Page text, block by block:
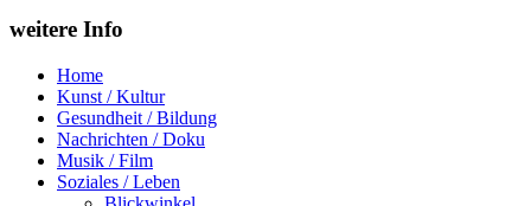
weitere Info
Home
Kunst / Kultur
Gesundheit / Bildung
Nachrichten / Doku
Musik / Film
Soziales / Leben